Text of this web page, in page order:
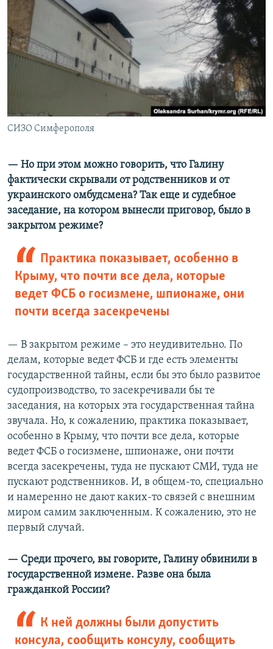
СИЗО Симферополя
— Но при этом можно говорить, что Галину
фактически скрывали от родственников и от
украинского омбудсмена? Так еще и судебное
заседание, на котором вынесли приговор, было в
закрытом режиме?
Практика показывает, особенно в
Крыму, что почти все дела, которые
ведет ФСБ о госизмене, шпионаже, они
почти всегда засекречены
— В закрытом режиме – это неудивительно. По
делам, которые ведет ФСБ и где есть элементы
государственной тайны, если бы это было развитое
судопроизводство, то засекречивали бы те
заседания, на которых эта государственная тайна
звучала. Но, к сожалению, практика показывает,
особенно в Крыму, что почти все дела, которые
ведет ФСБ о госизмене, шпионаже, они почти
всегда засекречены, туда не пускают СМИ, туда не
пускают родственников. И, в общем-то, специально
и намеренно не дают каких-то связей с внешним
миром самим заключенным. К сожалению, это не
первый случай.
— Среди прочего, вы говорите, Галину обвинили в
государственной измене. Разве она была
гражданкой России?
К ней должны были допустить
консула, сообщить консулу, сообщить